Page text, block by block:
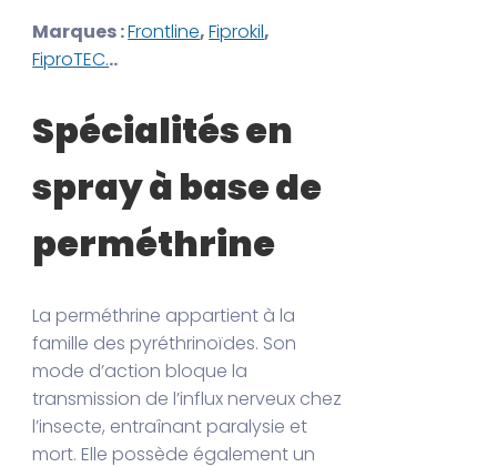
Marques :Frontline,Fiprokil,
FiproTEC...
Spécialités en
spray à base de
perméthrine
La perméthrine appartient à la
famille des pyréthrinoïdes. Son
mode d’action bloque la
transmission de l’influx nerveux chez
l’insecte, entraînant paralysie et
mort. Elle possède également un